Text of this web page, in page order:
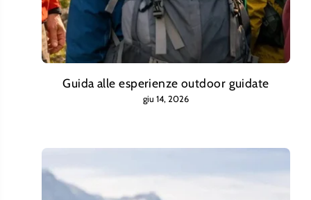
Guida alle esperienze outdoor guidate
giu 14, 2026